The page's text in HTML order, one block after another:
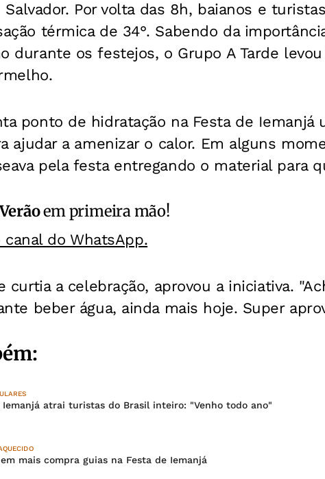
Por volta das 8h, baianos e
térmica de 34°. Sabendo da
durante os festejos, o Grupo A Tarde
ponto de hidratação na Festa de Iemanjá
ajudar a amenizar o calor. Em alguns
pela festa entregando o material para
em primeira mão!
canal do WhatsApp.
curtia a celebração, aprovou a iniciativa.
beber água, ainda mais hoje. Super
Iemanjá atrai turistas do Brasil inteiro: "Venho todo ano"
mais compra guias na Festa de Iemanjá